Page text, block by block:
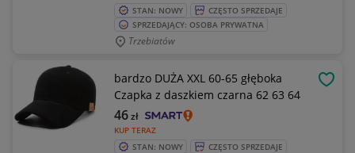
STAN: NOWY
CZĘSTO SPRZEDAJE
SPRZEDAJĄCY: OSOBA PRYWATNA
Trzebiatów
bardzo DUŻA XXL 60-65 głęboka
Czapka z daszkiem czarna 62 63 64
KUP TERAZ
46zł
STAN: NOWY
CZĘSTO SPRZEDAJE